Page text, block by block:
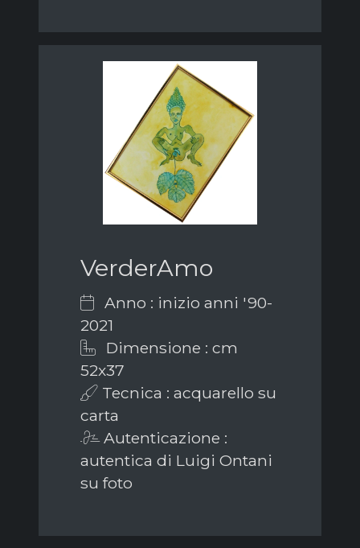
VerderAmo
Anno : inizio anni '90-
2021
Dimensione : cm
52x37
Tecnica : acquarello su
carta
Autenticazione :
autentica di Luigi Ontani
su foto